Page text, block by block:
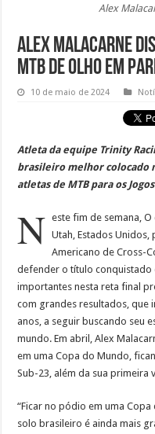
Alex
Alex Malacarne
MTB de olho em
10 de maio de 2024
Atleta da equipe Trinity
brasileiro melhor colocado
atletas de MTB para os
N este fim de semana,
Utah, Estados
Americano de Cross-
defender o título conquistado
importantes nesta reta final
com grandes resultados, que
anos, a seguir buscando seu
mundo. Em abril, Alex
em uma Copa do Mundo,
Sub-23, além da sua primeira
“Ficar no pódio em uma
solo brasileiro é ainda mais